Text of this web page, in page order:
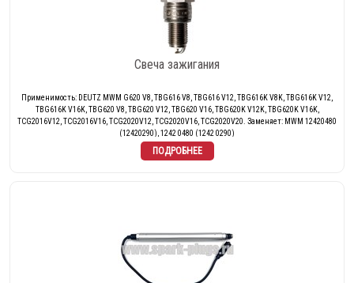
Свеча зажигания
Применимость: DEUTZ MWM G620 V8, TBG616 V8, TBG616 V12, TBG616K V8K, TBG616K V12,
TBG616K V16K, TBG620 V8, TBG620 V12, TBG620 V16, TBG620K V12K, TBG620K V16K,
TCG2016V12, TCG2016V16, TCG2020V12, TCG2020V16, TCG2020V20. Заменяет: MWM 12420480
(12420290), 1242 0480 (1242 0290)